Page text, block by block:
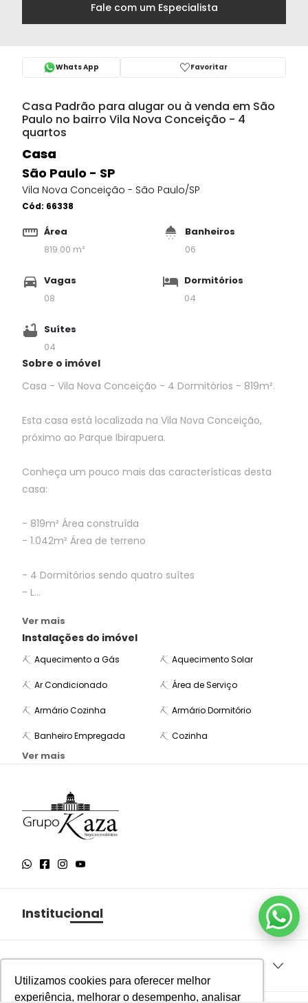
Utilizamos cookies para oferecer melhor
experiência, melhorar o desempenho, analisar
Casa Padrão para alugar ou à venda em São
Paulo no bairro Vila Nova Conceição - 4
quartos
Casa
São Paulo - SP
Vila Nova Conceição - São Paulo/SP
Cód: 66338
Área
819.00 m²
Banheiros
06
Vagas
08
Dormitórios
04
Suítes
04
Sobre o imóvel
Casa - Vila Nova Conceição - 4 Dormitórios - 819m².
Esta casa está localizada na Vila Nova Conceição,
próximo ao Parque Ibirapuera.
Conheça um pouco mais das características desta
casa:
- 819m² Área construída
- 1.042m² Área de terreno
- 4 Dormitórios sendo quatro suítes
- L...
Ver mais
Instalações do imóvel
Aquecimento a Gás Aquecimento Solar
Ar Condicionado Área de Serviço
Armário Cozinha Armário Dormitório
Banheiro Empregada Cozinha
Ver mais
Fale com um Especialista
Whats App Favoritar
Institucional
Política de Privacidade
Termos e Condições de Uso
Aqui você encontra